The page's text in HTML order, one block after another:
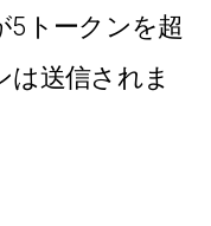
5トークンを超
は送信されま